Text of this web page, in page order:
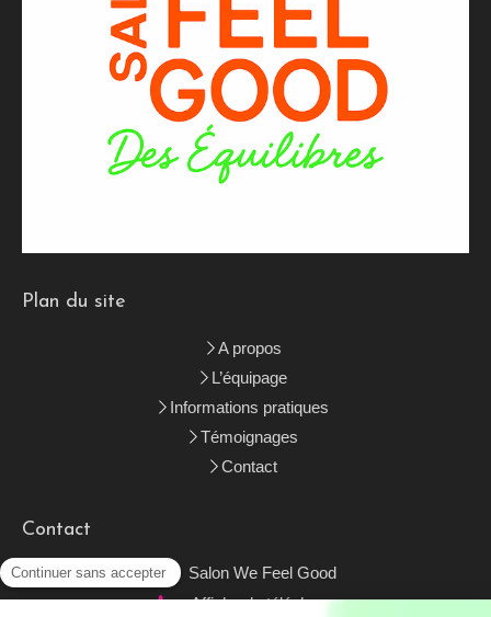
Plan du site
A propos
L’équipage
Informations pratiques
Témoignages
Contact
Contact
Salon We Feel Good
Afficher le téléphone